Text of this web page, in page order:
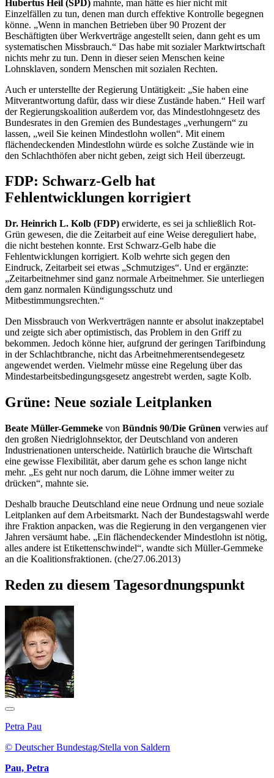
Hubertus Heil (SPD) mahnte, man hätte es hier nicht mit
Einzelfällen zu tun, denen man durch effektive Kontrolle begegnen
könne. „Wenn in manchen Betrieben über 90 Prozent der
Beschäftigten über Werkverträge angestellt seien, dann geht es um
systematischen Missbrauch.“ Das habe mit sozialer Marktwirtschaft
nichts mehr zu tun. Denn in dieser seien Menschen keine
Lohnsklaven, sondern Menschen mit sozialen Rechten.
Auch er unterstellte der Regierung Untätigkeit: „Sie haben eine
Mitverantwortung dafür, dass wir diese Zustände haben.“ Heil warf
der Regierungskoalition außerdem vor, das Mindestlohngesetz des
Bundesrates in den Gremien des Bundestages „verhungern“ zu
lassen, „weil Sie keinen Mindestlohn wollen“. Mit einem
flächendeckenden Mindestlohn würde es solche Zustände wie in
den Schlachthöfen aber nicht geben, zeigt sich Heil überzeugt.
FDP: Schwarz-Gelb hat
Fehlentwicklungen korrigiert
Dr. Heinrich L. Kolb (FDP) erwiderte, es sei ja schließlich Rot-
Grün gewesen, die die Zeitarbeit auf eine Weise dereguliert habe,
die nicht bestehen konnte. Erst Schwarz-Gelb habe die
Fehlentwicklungen korrigiert. Kolb wehrte sich gegen den
Eindruck, Zeitarbeit sei etwas „Schmutziges“. Und er ergänzte:
„Zeitarbeitnehmer sind ganz normale Arbeitnehmer. Sie unterliegen
dem ganz normalen Kündigungsschutz und
Mitbestimmungsrechten.“
Den Missbrauch von Werkverträgen nannte er absolut inakzeptabel
und zeigte sich aber optimistisch, das Problem in den Griff zu
bekommen. Jedoch könne hier, aufgrund der geringen Tarifbindung
in der Schlachtbranche, nicht das Arbeitnehmerentsendegesetz
angewendet werden. Vielmehr müsse eine Regelung über das
Mindestarbeitsbedingungsgesetz angestrebt werden, sagte Kolb.
Grüne: Neue soziale Leitplanken
Beate Müller-Gemmeke von Bündnis 90/Die Grünen verwies auf
den großen Niedriglohnsektor, der Deutschland von anderen
Industrienationen unterscheide. Natürlich brauche die Wirtschaft
eine gewisse Flexibilität, aber darum gehe es schon lange nicht
mehr. „Es geht nur noch darum, die Löhne immer weiter zu
drücken“, mahnte sie.
Deshalb brauche Deutschland eine neue Ordnung und neue soziale
Leitplanken auf dem Arbeitsmarkt. Nach der Bundestagswahl werde
ihre Fraktion anpacken, was die Regierung in den vergangenen vier
Jahren versäumt habe. „Ein flächendeckender Mindestlohn ist nötig,
alles andere ist Etikettenschwindel“, wandte sich Müller-Gemmeke
an die Koalitionsfraktionen. (che/27.06.2013)
Reden zu diesem Tagesordnungspunkt
Petra Pau
© Deutscher Bundestag/Stella von Saldern
Pau, Petra